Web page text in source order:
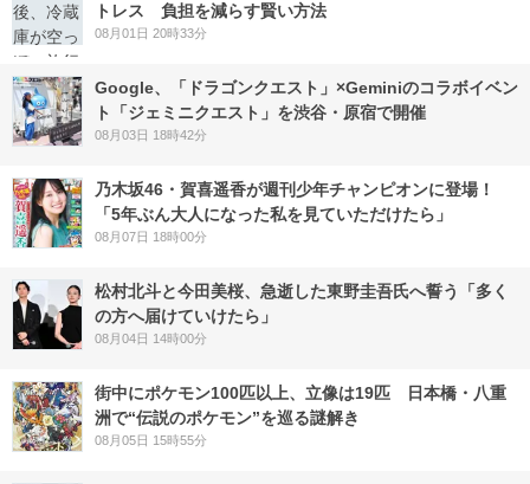
トレス 負担を減らす賢い方法
08月01日 20時33分
Google、「ドラゴンクエスト」×Geminiのコラボイベン
ト「ジェミニクエスト」を渋谷・原宿で開催
08月03日 18時42分
乃木坂46・賀喜遥香が週刊少年チャンピオンに登場！
「5年ぶん大人になった私を見ていただけたら」
08月07日 18時00分
松村北斗と今田美桜、急逝した東野圭吾氏へ誓う「多く
の方へ届けていけたら」
08月04日 14時00分
街中にポケモン100匹以上、立像は19匹 日本橋・八重
洲で“伝説のポケモン”を巡る謎解き
08月05日 15時55分